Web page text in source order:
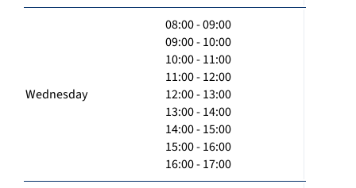
Wednesday
08:00 - 09:00
09:00 - 10:00
10:00 - 11:00
11:00 - 12:00
12:00 - 13:00
13:00 - 14:00
14:00 - 15:00
15:00 - 16:00
16:00 - 17:00